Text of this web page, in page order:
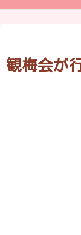
観梅会が